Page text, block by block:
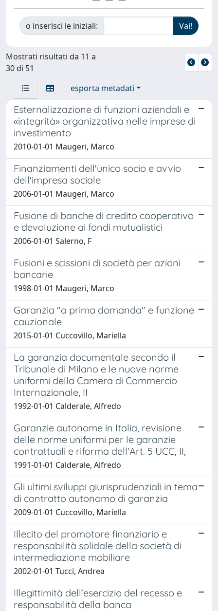
o inserisci le iniziali:
Mostrati risultati da 11 a
30 di 51
esporta metadati
Esternalizzazione di funzioni aziendali e
«integrità» organizzativa nelle imprese di
investimento
2010-01-01 Maugeri, Marco
Finanziamenti dell'unico socio e avvio
dell'impresa sociale
2006-01-01 Maugeri, Marco
Fusione di banche di credito cooperativo
e devoluzione ai fondi mutualistici
2006-01-01 Salerno, F
Fusioni e scissioni di società per azioni
bancarie
1998-01-01 Maugeri, Marco
Garanzia "a prima domanda" e funzione
cauzionale
2015-01-01 Cuccovillo, Mariella
La garanzia documentale secondo il
Tribunale di Milano e le nuove norme
uniformi della Camera di Commercio
Internazionale, II
1992-01-01 Calderale, Alfredo
Garanzie autonome in Italia, revisione
delle norme uniformi per le garanzie
contrattuali e riforma dell'Art. 5 UCC, II,
1991-01-01 Calderale, Alfredo
Gli ultimi sviluppi giurisprudenziali in tema
di contratto autonomo di garanzia
2009-01-01 Cuccovillo, Mariella
Illecito del promotore finanziario e
responsabilità solidale della società di
intermediazione mobiliare
2002-01-01 Tucci, Andrea
Illegittimità dell’esercizio del recesso e
responsabilità della banca